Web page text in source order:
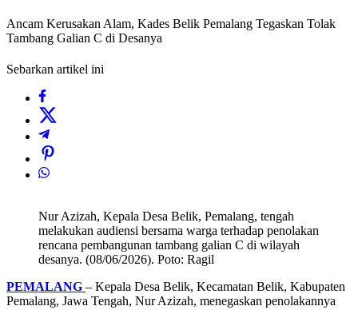
Ancam Kerusakan Alam, Kades Belik Pemalang Tegaskan Tolak
Tambang Galian C di Desanya
Sebarkan artikel ini
Nur Azizah, Kepala Desa Belik, Pemalang, tengah
melakukan audiensi bersama warga terhadap penolakan
rencana pembangunan tambang galian C di wilayah
desanya. (08/06/2026). Poto: Ragil
PEMALANG – Kepala Desa Belik, Kecamatan Belik, Kabupaten
Pemalang, Jawa Tengah, Nur Azizah, menegaskan penolakannya